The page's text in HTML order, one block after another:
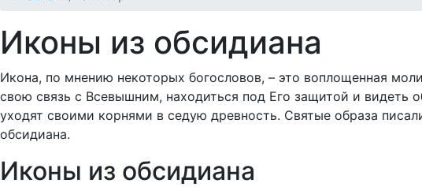
Иконы из обсидиана
Икона, по мнению некоторых богословов, – это воплощенная
свою связь с Всевышним, находиться под Его защитой и видеть
уходят своими корнями в седую древность. Святые образа
обсидиана.
Иконы из обсидиана